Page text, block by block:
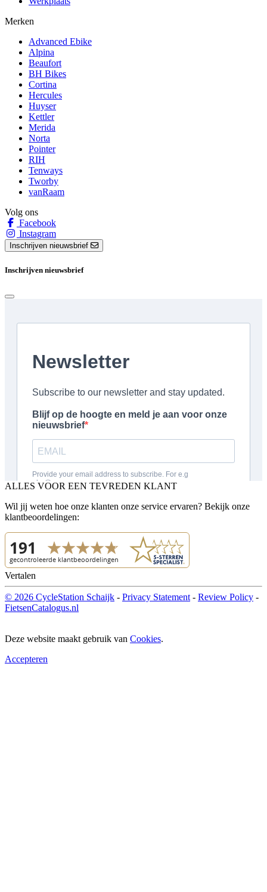
Merken
Advanced Ebike
Alpina
Beaufort
BH Bikes
Cortina
Hercules
Huyser
Kettler
Merida
Norta
Pointer
RIH
Tenways
Tworby
vanRaam
Volg ons
Facebook
Instagram
Inschrijven nieuwsbrief
Inschrijven nieuwsbrief
ALLES VOOR EEN TEVREDEN KLANT
Wil jij weten hoe onze klanten onze service ervaren? Bekijk onze
klantbeoordelingen:
Vertalen
© 2026 CycleStation Schaijk - Privacy Statement - Review Policy -
FietsenCatalogus.nl
Deze website maakt gebruik van Cookies.
Accepteren